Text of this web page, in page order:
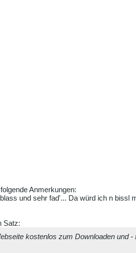
Anmerkungen:
und sehr fad'... Da würd ich n bissl
Satz:
kostenlos zum Downloaden und